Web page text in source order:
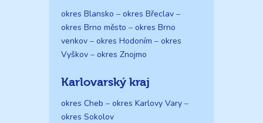
okres Blansko – okres Břeclav –
okres Brno město – okres Brno
venkov – okres Hodoním – okres
Vyškov – okres Znojmo
Karlovarský kraj
okres Cheb – okres Karlovy Vary –
okres Sokolov